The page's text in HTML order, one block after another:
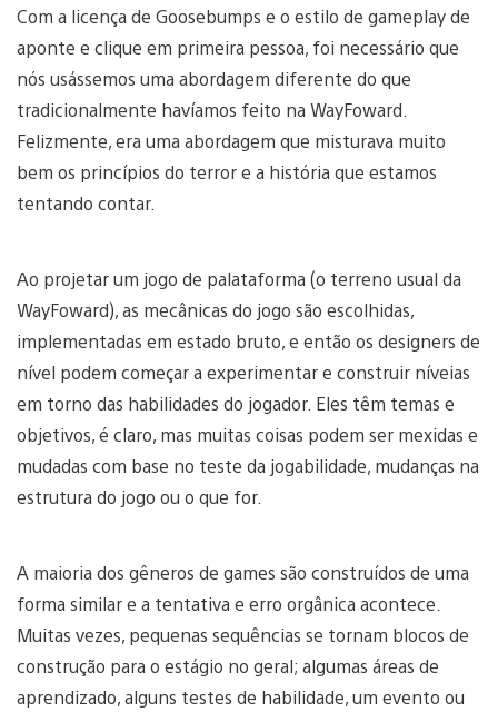
Com a licença de Goosebumps e o estilo de gameplay de
aponte e clique em primeira pessoa, foi necessário que
nós usássemos uma abordagem diferente do que
tradicionalmente havíamos feito na WayFoward.
Felizmente, era uma abordagem que misturava muito
bem os princípios do terror e a história que estamos
tentando contar.
Ao projetar um jogo de palataforma (o terreno usual da
WayFoward), as mecânicas do jogo são escolhidas,
implementadas em estado bruto, e então os designers de
nível podem começar a experimentar e construir níveias
em torno das habilidades do jogador. Eles têm temas e
objetivos, é claro, mas muitas coisas podem ser mexidas e
mudadas com base no teste da jogabilidade, mudanças na
estrutura do jogo ou o que for.
A maioria dos gêneros de games são construídos de uma
forma similar e a tentativa e erro orgânica acontece.
Muitas vezes, pequenas sequências se tornam blocos de
construção para o estágio no geral; algumas áreas de
aprendizado, alguns testes de habilidade, um evento ou